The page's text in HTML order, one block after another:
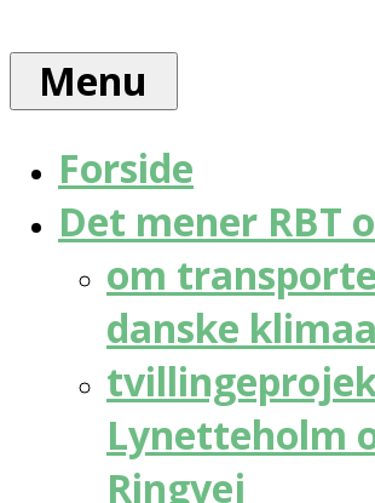
content
for
bæredygtig
trafik
Menu
Forside
Det mener RBT
om
danske
Lynetteholm
Ringvej